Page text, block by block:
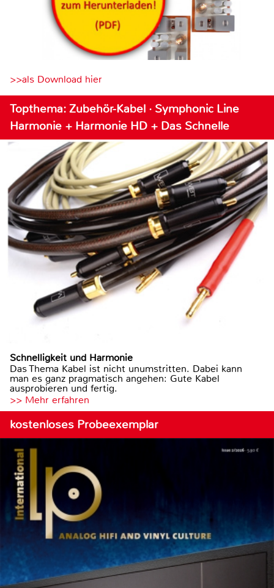
>>als Download hier
Topthema: Zubehör-Kabel · Symphonic Line
Harmonie + Harmonie HD + Das Schnelle
Schnelligkeit und Harmonie
Das Thema Kabel ist nicht unumstritten. Dabei kann
man es ganz pragmatisch angehen: Gute Kabel
ausprobieren und fertig.
>> Mehr erfahren
kostenloses Probeexemplar